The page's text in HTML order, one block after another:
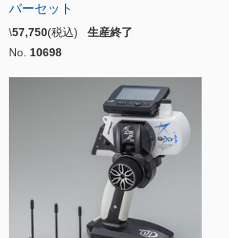
バーセット
\57,750(税込) 生産終了
No. 10698